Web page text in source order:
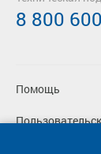
Помощь
8 800